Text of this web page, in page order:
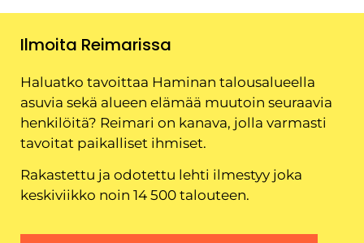
Ilmoita Reimarissa
Haluatko tavoittaa Haminan talousalueella
asuvia sekä alueen elämää muutoin seuraavia
henkilöitä? Reimari on kanava, jolla varmasti
tavoitat paikalliset ihmiset.
Rakastettu ja odotettu lehti ilmestyy joka
keskiviikko noin 14 500 talouteen.